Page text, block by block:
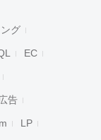
グ
EC
告
LP